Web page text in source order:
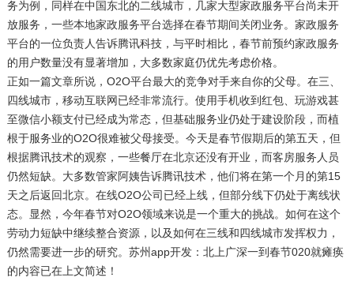
务为例，同样在中国东北的二线城市，几家大型家政服务平台尚未开
放服务，一些本地家政服务平台选择在春节期间关闭业务。家政服务
平台的一位负责人告诉腾讯科技，与平时相比，春节前预约家政服务
的用户数量没有显著增加，大多数家庭仍优先考虑价格。
正如一篇文章所说，O2O平台最大的竞争对手来自你的父母。在三、
四线城市，移动互联网已经非常流行。使用手机收到红包、玩游戏甚
至微信小额支付已经成为常态，但基础服务业仍处于建设阶段，而植
根于服务业的O2O很难被父母接受。今天是春节假期后的第五天，但
根据腾讯技术的观察，一些餐厅在北京还没有开业，而客房服务人员
仍然短缺。大多数管家阿姨告诉腾讯技术，他们将在第一个月的第15
天之后返回北京。在线O2O公司已经上线，但部分线下仍处于离线状
态。显然，今年春节对O2O领域来说是一个重大的挑战。如何在这个
劳动力短缺中继续整合资源，以及如何在三线和四线城市发挥权力，
仍然需要进一步的研究。苏州app开发：北上广深一到春节020就瘫痪
的内容已在上文简述！